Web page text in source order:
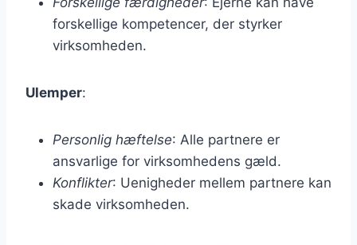
forskellige kompetencer, der styrker
virksomheden.
Ulemper:
Personlig hæftelse: Alle partnere er
ansvarlige for virksomhedens gæld.
Konflikter: Uenigheder mellem partnere kan
skade virksomheden.